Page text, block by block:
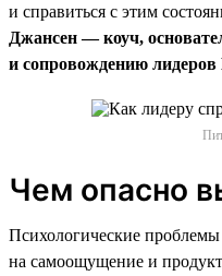
и справиться с этим
Джансен — коуч,
и сопровождению
Чем опасно
Психологические
на самоощущение и